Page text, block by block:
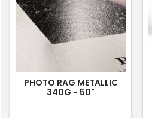
PHOTO RAG METALLIC
340G - 50"